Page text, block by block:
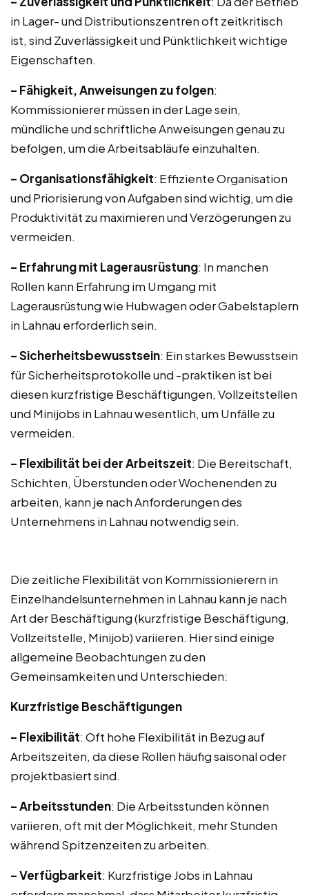
in Lager- und Distributionszentren oft zeitkritisch
ist, sind Zuverlässigkeit und Pünktlichkeit wichtige
Eigenschaften.
– Fähigkeit, Anweisungen zu folgen:
Kommissionierer müssen in der Lage sein,
mündliche und schriftliche Anweisungen genau zu
befolgen, um die Arbeitsabläufe einzuhalten.
– Organisationsfähigkeit: Effiziente Organisation
und Priorisierung von Aufgaben sind wichtig, um die
Produktivität zu maximieren und Verzögerungen zu
vermeiden.
– Erfahrung mit Lagerausrüstung: In manchen
Rollen kann Erfahrung im Umgang mit
Lagerausrüstung wie Hubwagen oder Gabelstaplern
in Lahnau erforderlich sein.
– Sicherheitsbewusstsein: Ein starkes Bewusstsein
für Sicherheitsprotokolle und -praktiken ist bei
diesen kurzfristige Beschäftigungen, Vollzeitstellen
und Minijobs in Lahnau wesentlich, um Unfälle zu
vermeiden.
– Flexibilität bei der Arbeitszeit: Die Bereitschaft,
Schichten, Überstunden oder Wochenenden zu
arbeiten, kann je nach Anforderungen des
Unternehmens in Lahnau notwendig sein.
Die zeitliche Flexibilität von Kommissionierern in
Einzelhandelsunternehmen in Lahnau kann je nach
Art der Beschäftigung (kurzfristige Beschäftigung,
Vollzeitstelle, Minijob) variieren. Hier sind einige
allgemeine Beobachtungen zu den
Gemeinsamkeiten und Unterschieden:
Kurzfristige Beschäftigungen
– Flexibilität: Oft hohe Flexibilität in Bezug auf
Arbeitszeiten, da diese Rollen häufig saisonal oder
projektbasiert sind.
– Arbeitsstunden: Die Arbeitsstunden können
variieren, oft mit der Möglichkeit, mehr Stunden
während Spitzenzeiten zu arbeiten.
– Verfügbarkeit: Kurzfristige Jobs in Lahnau